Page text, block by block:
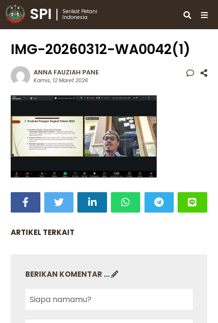
SPI
Serikat Petani
Indonesia
IMG-20260312-WA0042(1)
ANNA FAUZIAH PANE
Kamis, 12 Maret 2026
ARTIKEL TERKAIT
BERIKAN KOMENTAR ...